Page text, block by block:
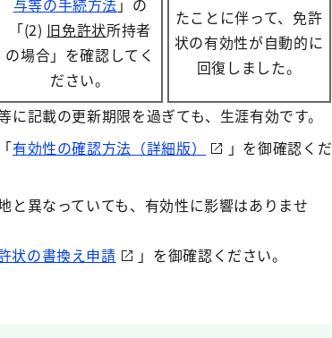
与等の手続方法 」の
「(2) 旧免許状所持者
の場合」を確認してく
ださい。
たことに伴って、免許
状の有効性が自動的に
回復しました。
記載の更新期限を過ぎても、生涯有効です。
有効性の確認方法（詳細版）
」を御確認くだ
と異なっていても、有効性に影響はありませ
状の書換え申請 」を御確認ください。